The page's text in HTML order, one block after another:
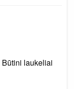
Būtini laukeliai